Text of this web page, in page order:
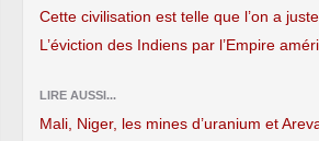
Cette civilisation est telle que l’on a
L’éviction des Indiens par l’Empire
LIRE AUSSI...
Mali, Niger, les mines d’uranium et